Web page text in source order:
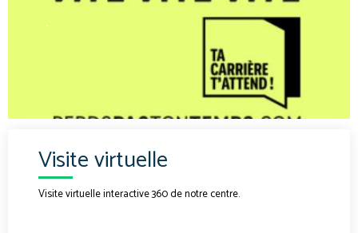
.
Visite virtuelle
Visite virtuelle interactive 360 de notre centre.